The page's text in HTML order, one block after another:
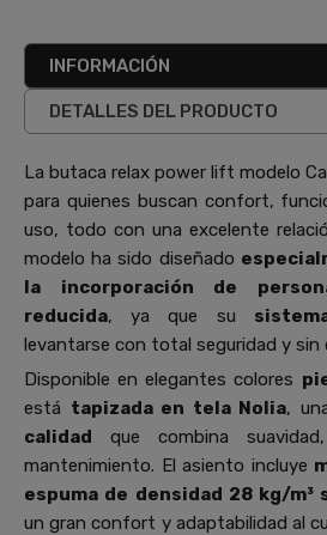
INFORMACIÓN
DETALLES DEL PRODUCTO
La butaca relax power lift modelo
para quienes buscan confort,
uso, todo con una excelente
modelo ha sido diseñado
la incorporación de
reducida, ya que su
levantarse con total seguridad y sin
Disponible en elegantes colores
está tapizada en tela Nolia,
calidad que combina
mantenimiento. El asiento incluye
espuma de densidad 28 kg/m³
un gran confort y adaptabilidad al